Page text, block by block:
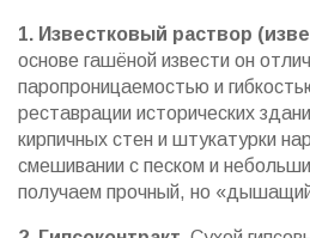
1. Известковый раствор
основе гашёной извести он
паропроницаемостью и
реставрации исторических
кирпичных стен и штукатурки
смешивании с песком и
получаем прочный, но